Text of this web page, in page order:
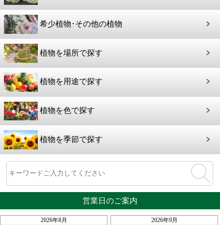
希少植物･その他の植物
植物を場所で探す
植物を用途で探す
植物を色で探す
植物を季節で探す
営業日のご案内